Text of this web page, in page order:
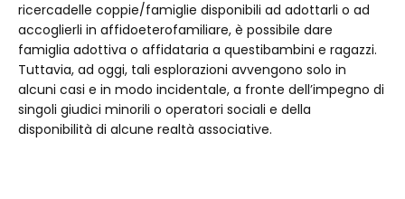
ricercadelle coppie/famiglie disponibili ad adottarli o ad
accoglierli in affidoeterofamiliare, è possibile dare
famiglia adottiva o affidataria a questibambini e ragazzi.
Tuttavia, ad oggi, tali esplorazioni avvengono solo in
alcuni casi e in modo incidentale, a fronte dell’impegno di
singoli giudici minorili o operatori sociali e della
disponibilità di alcune realtà associative.